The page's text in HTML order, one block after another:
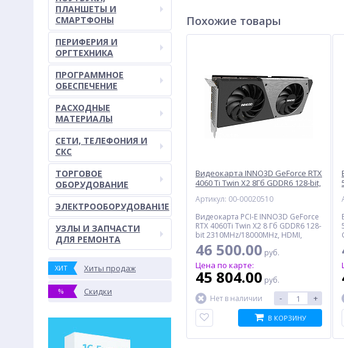
ПЛАНШЕТЫ И
СМАРТФОНЫ
ПЕРИФЕРИЯ И
ОРГТЕХНИКА
ПРОГРАММНОЕ
ОБЕСПЕЧЕНИЕ
РАСХОДНЫЕ
МАТЕРИАЛЫ
СЕТИ, ТЕЛЕФОНИЯ И
СКС
ТОРГОВОЕ
ОБОРУДОВАНИЕ
ЭЛЕКТРООБОРУДОВАНИЕ
УЗЛЫ И ЗАПЧАСТИ
ДЛЯ РЕМОНТА
ХИТ Хиты продаж
% Скидки
Похожие товары
Видеокарта INNO3D GeForce RTX
4060 Ti Twin X2 8Гб GDDR6 128-bit,
Артикул: 00-00020510
Видеокарта PCI-E INNO3D GeForce
RTX 4060Ti Twin X2 8 Гб GDDR6 128-
bit 2310MHz/18000MHz, HDMI,
DisplayPort*3, Retail
46 500.00 руб.
Цена по карте:
45 804.00 руб.
Нет в наличии
- +
В КОРЗИНУ